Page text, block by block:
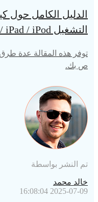
الدليل الكامل حول
التشغيل iOS 18 iPhone / iPad / iPod
توفر هذه المقالة عدة
ص بك.
تم النشر بواسطة
خالد محمد
2025-07-09 16:08:04